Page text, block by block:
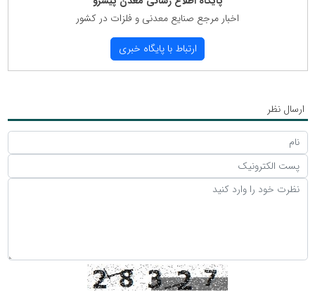
اخبار مرجع صنایع معدنی و فلزات در كشور
ارتباط با پایگاه خبری
ارسال نظر